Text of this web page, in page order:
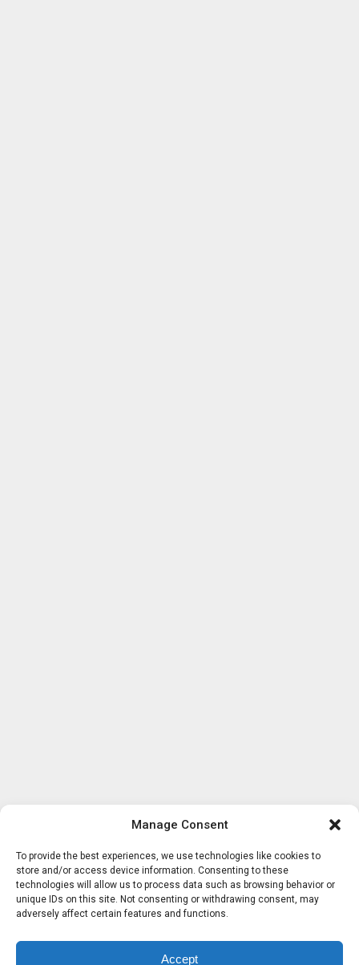
Manage Consent
To provide the best experiences, we use technologies like cookies to
store and/or access device information. Consenting to these
technologies will allow us to process data such as browsing behavior or
unique IDs on this site. Not consenting or withdrawing consent, may
adversely affect certain features and functions.
Accept